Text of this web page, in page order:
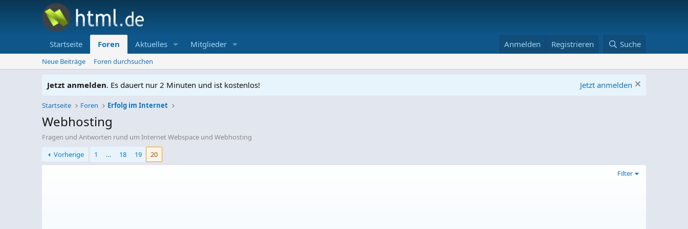
Startseite Foren Aktuelles Mitglieder Anmelden Registrieren Suche
Neue Beiträge Foren durchsuchen
Jetzt anmelden. Es dauert nur 2 Minuten und ist kostenlos! Jetzt anmelden
Startseite Foren Erfolg im Internet
Webhosting
Fragen und Antworten rund um Internet Webspace und Webhosting
Vorherige
1 … 18 19 20
Filter